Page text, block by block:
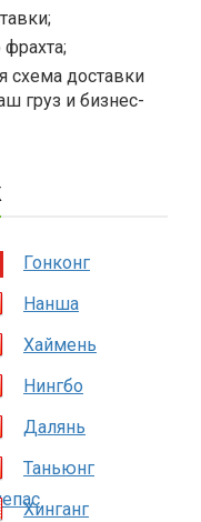
схема доставки
груз и бизнес-
Гонконг
Нанша
Хаймень
Нингбо
Далянь
Таньюнг
Хинганг